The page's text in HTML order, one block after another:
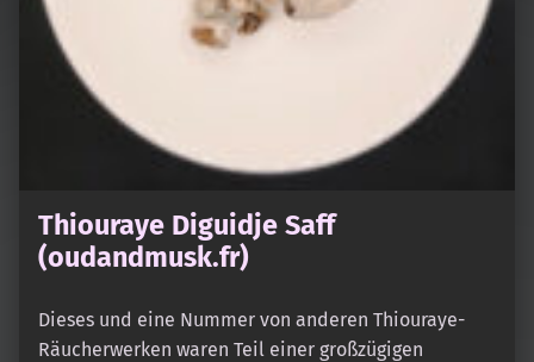
Thiouraye Diguidje Saff
(oudandmusk.fr)
Dieses und eine Nummer von anderen Thiouraye-
Räucherwerken waren Teil einer großzügigen